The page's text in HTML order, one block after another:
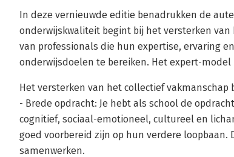
In deze vernieuwde editie benadrukken de
onderwijskwaliteit begint bij het versterken
van professionals die hun expertise, ervaring
onderwijsdoelen te bereiken. Het expert-
Het versterken van het collectief
- Brede opdracht: Je hebt als school de
cognitief, sociaal-emotioneel, cultureel en
goed voorbereid zijn op hun verdere
samenwerken.